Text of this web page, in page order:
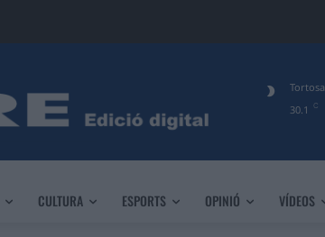
30.1 C
Tortosa
CULTURA ESPORTS OPINIÓ VÍDEOS